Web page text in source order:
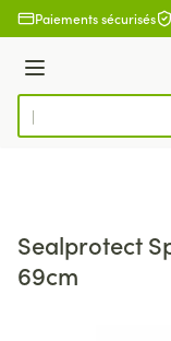
Aller au contenu
Paiements sécurisés
Menu
Rechercher
Sealprotect
69cm